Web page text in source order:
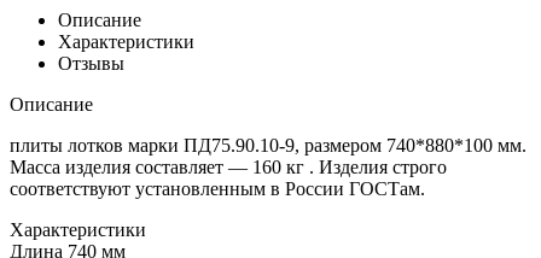
Описание
Характеристики
Отзывы
Описание
плиты лотков марки ПД75.90.10-9, размером 740*880*100 мм.
Масса изделия составляет — 160 кг . Изделия строго
соответствуют установленным в России ГОСТам.
Характеристики
Длина 740 мм